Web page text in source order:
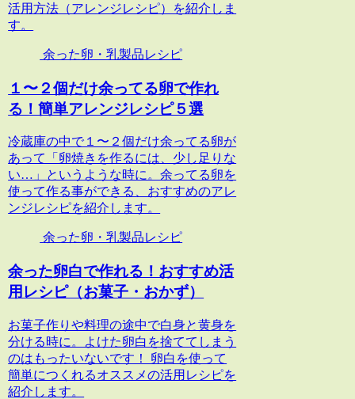
活用方法（アレンジレシピ）を紹介しま
す。
余った卵・乳製品レシピ
１〜２個だけ余ってる卵で作れ
る！簡単アレンジレシピ５選
冷蔵庫の中で１〜２個だけ余ってる卵が
あって「卵焼きを作るには、少し足りな
い…」というような時に。余ってる卵を
使って作る事ができる、おすすめのアレ
ンジレシピを紹介します。
余った卵・乳製品レシピ
余った卵白で作れる！おすすめ活
用レシピ（お菓子・おかず）
お菓子作りや料理の途中で白身と黄身を
分ける時に。よけた卵白を捨ててしまう
のはもったいないです！ 卵白を使って
簡単につくれるオススメの活用レシピを
紹介します。